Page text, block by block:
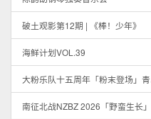
破土观影第12期 | 《棒！少年》
海鲜计划VOL.39
大粉乐队十五周年「粉末登场」
南征北战NZBZ 2026「野蛮生长